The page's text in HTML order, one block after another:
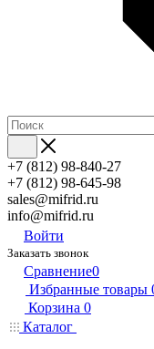
+7 (812) 98-840-27
+7 (812) 98-645-98
sales@mifrid.ru
info@mifrid.ru
Войти
Заказать звонок
Сравнение0
Избранные товары
Корзина 0
Каталог